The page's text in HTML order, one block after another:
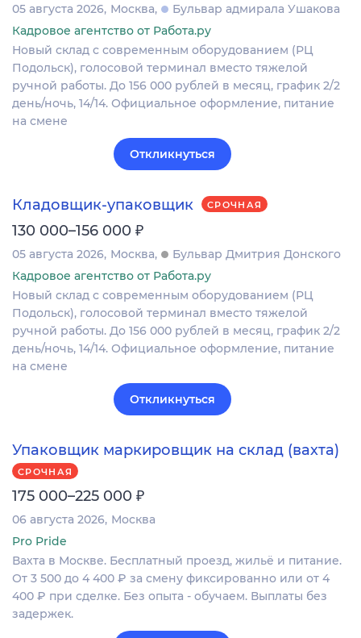
05 августа 2026 Москва
Бульвар адмирала Ушакова
Кадровое агентство от Работа.ру
Новый склад с современным оборудованием (РЦ
Подольск), голосовой терминал вместо тяжелой
ручной работы. До 156 000 рублей в месяц, график 2/2
день/ночь, 14/14. Официальное оформление, питание
на смене
Откликнуться
Кладовщик-упаковщик СРОЧНАЯ
130 000–156 000 ₽
05 августа 2026 Москва
Бульвар Дмитрия Донского
Кадровое агентство от Работа.ру
Новый склад с современным оборудованием (РЦ
Подольск), голосовой терминал вместо тяжелой
ручной работы. До 156 000 рублей в месяц, график 2/2
день/ночь, 14/14. Официальное оформление, питание
на смене
Откликнуться
Упаковщик маркировщик на склад (вахта)
СРОЧНАЯ
175 000–225 000 ₽
06 августа 2026 Москва
Pro Pride
Вахта в Москве. Бесплатный проезд, жильё и питание.
От 3 500 до 4 400 ₽ за смену фиксированно или от 4
400 ₽ при сделке. Без опыта - обучаем. Выплаты без
задержек.